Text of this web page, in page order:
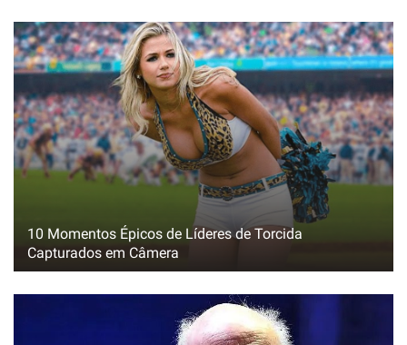
10 Momentos Épicos de Líderes de Torcida
Capturados em Câmera